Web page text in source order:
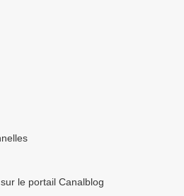
le portail Canalblog